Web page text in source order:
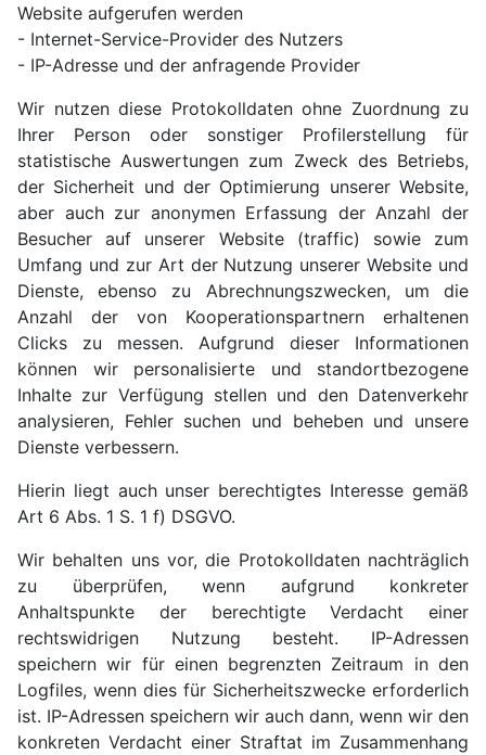
Website aufgerufen werden
- Internet-Service-Provider des Nutzers
- IP-Adresse und der anfragende Provider
Wir nutzen diese Protokolldaten ohne Zuordnung zu
Ihrer Person oder sonstiger Profilerstellung für
statistische Auswertungen zum Zweck des Betriebs,
der Sicherheit und der Optimierung unserer Website,
aber auch zur anonymen Erfassung der Anzahl der
Besucher auf unserer Website (traffic) sowie zum
Umfang und zur Art der Nutzung unserer Website und
Dienste, ebenso zu Abrechnungszwecken, um die
Anzahl der von Kooperationspartnern erhaltenen
Clicks zu messen. Aufgrund dieser Informationen
können wir personalisierte und standortbezogene
Inhalte zur Verfügung stellen und den Datenverkehr
analysieren, Fehler suchen und beheben und unsere
Dienste verbessern.
Hierin liegt auch unser berechtigtes Interesse gemäß
Art 6 Abs. 1 S. 1 f) DSGVO.
Wir behalten uns vor, die Protokolldaten nachträglich
zu überprüfen, wenn aufgrund konkreter
Anhaltspunkte der berechtigte Verdacht einer
rechtswidrigen Nutzung besteht. IP-Adressen
speichern wir für einen begrenzten Zeitraum in den
Logfiles, wenn dies für Sicherheitszwecke erforderlich
ist. IP-Adressen speichern wir auch dann, wenn wir den
konkreten Verdacht einer Straftat im Zusammenhang